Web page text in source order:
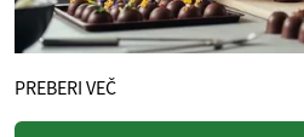
PREBERI VEČ